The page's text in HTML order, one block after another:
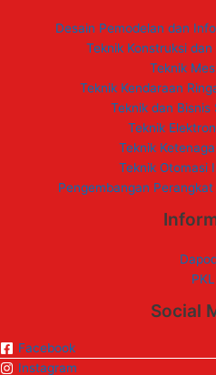
Desain Pemodelan dan
Teknik Konstruksi
Teknik
Teknik Kendaraan
Teknik dan Bisnis
Teknik
Teknik
Teknik Otomasi
Pengembangan
PKL
Social
Facebook
Instagram